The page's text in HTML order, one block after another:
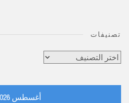
تصنيفات
تصنيفات
أغسطس 2026